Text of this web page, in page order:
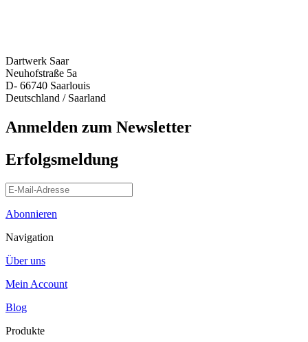
Dartwerk Saar
Neuhofstraße 5a
D- 66740 Saarlouis
Deutschland / Saarland
Anmelden zum Newsletter
Erfolgsmeldung
Abonnieren
Navigation
Über uns
Mein Account
Blog
Produkte